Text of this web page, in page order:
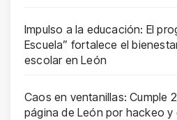
Impulso a la educación: El
Escuela” fortalece el
escolar en León
Caos en ventanillas: Cumple
página de León por hackeo